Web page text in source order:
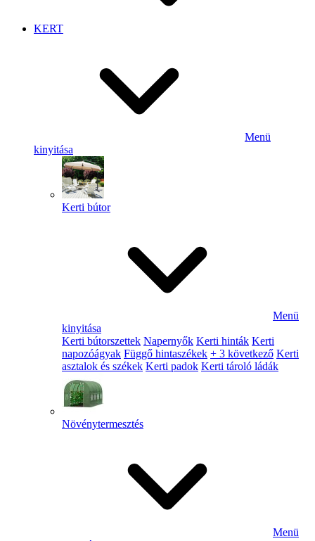
KERT
Menü
kinyitása
Kerti bútor
Menü
kinyitása
Kerti bútorszettek Napernyők Kerti hinták Kerti
napozóágyak Függő hintaszékek + 3 következő Kerti
asztalok és székek Kerti padok Kerti tároló ládák
Növénytermesztés
Menü